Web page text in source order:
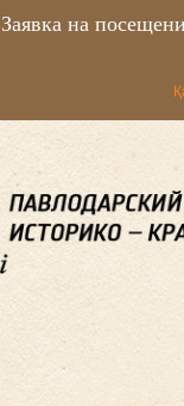
Заявка на